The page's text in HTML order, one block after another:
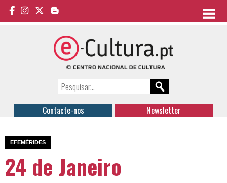
Contacte-nos Newsletter
EFEMÉRIDES
24 de Janeiro